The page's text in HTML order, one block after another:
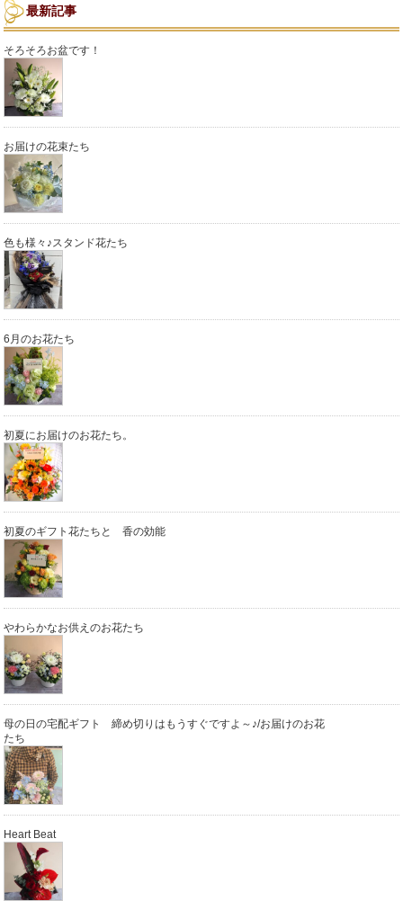
最新記事
そろそろお盆です！
お届けの花束たち
色も様々♪スタンド花たち
6月のお花たち
初夏にお届けのお花たち。
初夏のギフト花たちと 香の効能
やわらかなお供えのお花たち
母の日の宅配ギフト 締め切りはもうすぐですよ～♪/お届けのお花
たち
Heart Beat